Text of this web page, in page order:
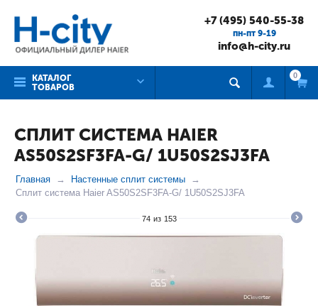
+7 (495) 540-55-38
пн-пт 9-19
info@h-city.ru
КАТАЛОГ
ТОВАРОВ
0
СПЛИТ СИСТЕМА HAIER
AS50S2SF3FA-G/ 1U50S2SJ3FA
Главная
Настенные сплит системы
Сплит система Haier AS50S2SF3FA-G/ 1U50S2SJ3FA
74 из 153